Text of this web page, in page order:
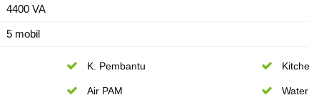
4400 VA
5 mobil
K. Pembantu
Air PAM